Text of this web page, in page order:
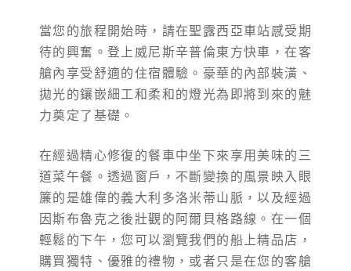
當您的旅程開始時，請在聖露西亞車站感受期
待的興奮。登上威尼斯辛普倫東方快車，在客
艙內享受舒適的住宿體驗。豪華的內部裝潢、
拋光的鑲嵌細工和柔和的燈光為即將到來的魅
力奠定了基礎。
在經過精心修復的餐車中坐下來享用美味的三
道菜午餐。透過窗戶，不斷變換的風景映入眼
簾的是雄偉的義大利多洛米蒂山脈，以及經過
因斯布魯克之後壯觀的阿爾貝格路線。在一個
輕鬆的下午，您可以瀏覽我們的船上精品店，
購買獨特、優雅的禮物，或者只是在您的客艙